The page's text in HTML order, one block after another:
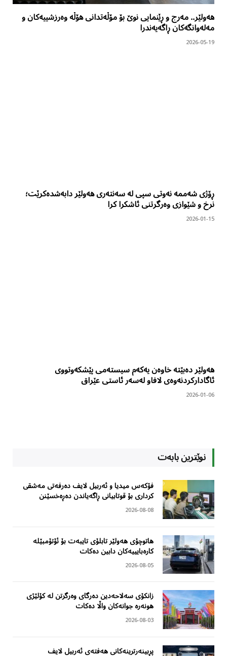
هەولێر.. مەرج و ڕێنمایی نوێ بۆ مۆڵەتدانی هۆڵە وەرزشییەکان و
مەلەوانگەکان ڕاگەیەندرا
2026-05-19
ڕۆژی شەممە نەوتی سپی لە سەنتەری هەولێر دابەشدەکرێت؛
نرخ و شێوازی وەرگرتنی ئاشکرا کرا
2026-01-15
هەولێر دەبێتە خاوەن یەکەم سیستەمی پێشکەوتووی
ئاگادارکردنەوەی لافاو لەسەر ئاستی عێراق
2026-01-06
نوێترین بابەت
فۆکەس میدیا و ئەربیل لایف دەرفەتی مەشقی
کرداری بۆ قوتابیانی ڕاگەیاندن دەڕەخسێنن
2026-08-08
هاتوچۆی هەولێر تابلۆی تایبەت بۆ ئۆتۆمبێلە
کارەبایییەکان دابین دەکات
2026-08-05
زانکۆی سەلاحەدین دەرگای وەرگرتن لە کۆلێژی
هونەرە جوانەکان واڵا دەکات
2026-08-03
پڕبینەرترینەکانی هەفتەی ئەربیل لایف